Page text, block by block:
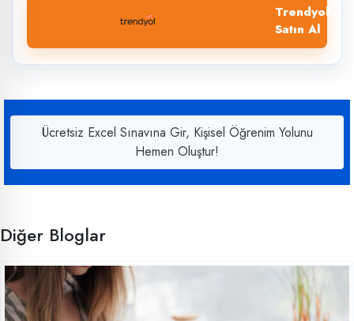
Trendyol'dan
Satın Al
Ücretsiz Excel Sınavına Gir, Kişisel Öğrenim Yolunu
Hemen Oluştur!
Diğer Bloglar